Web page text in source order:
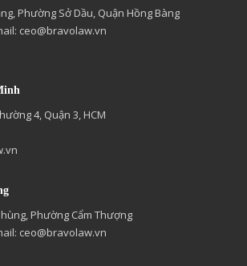
Phường Sở Dầu, Quận Hồng Bàng
ceo@bravolaw.vn
4, Quận 3, HCM
Phường Cẩm Thượng
ceo@bravolaw.vn